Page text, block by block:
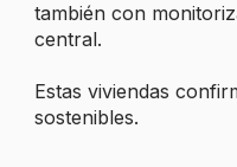
también con
central.
Estas viviendas
sostenibles.